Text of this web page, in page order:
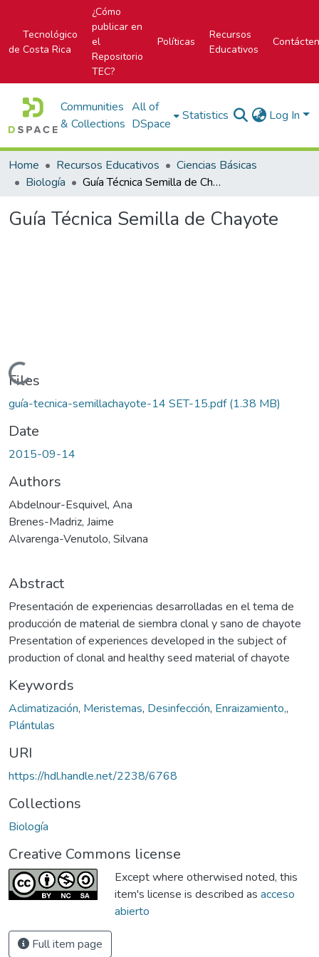
Tecnológico
de Costa Rica
¿Cómo
publicar en
el
Repositorio
TEC?
Políticas
Recursos
Educativos
Communities
& Collections
All of
DSpace
Statistics Log In
Home Recursos Educativos
Ciencias Básicas
Biología
Guía Técnica Semilla de Chayote
Guía Técnica Semilla de Chayote
Loading...
Files
guía-tecnica-semillachayote-14 SET-15.pdf(1.38 MB)
Date
2015-09-14
Authors
Abdelnour-Esquivel, Ana
Brenes-Madriz, Jaime
Alvarenga-Venutolo, Silvana
Abstract
Presentación de experiencias desarrolladas en el tema de
producción de material de siembra clonal y sano de chayote
Presentation of experiences developed in the subject of
production of clonal and healthy seed material of chayote
Keywords
Aclimatización, Meristemas, Desinfección, Enraizamiento,,
Plántulas
URI
https://hdl.handle.net/2238/6768
Collections
Biología
Creative Commons license
Except where otherwised noted, this
item's license is described as acceso
abierto
Full item page